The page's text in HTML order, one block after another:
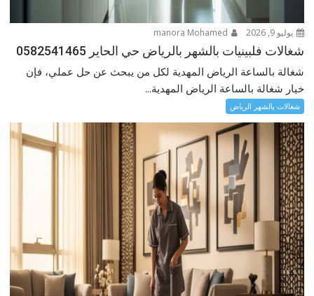
يوليو 9, 2026
شغالات فلبينيات بالشهر بالرياض حي الحاير 0582541465
شغالة بالساعة الرياض المهدية لكل من يبحث عن حل عملي، فإن
خيار شغالة بالساعة الرياض المهدية...
شغالات بالشهر الرياض